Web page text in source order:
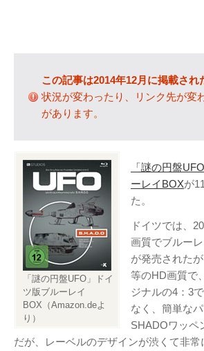
アタゴオル(15)
コミックス (6)
テレビ (8)
旅行(8)
謎の円盤UFO
関心(87)
グルメ(14)
マーケティング
文房具
社会 (8)
街歩き(34)
タグクラウド
この記事は2014年12月に掲載され
状況が変わったり、リンク先が変
があります。
「謎の円盤UFO」ドイ
ツ版ブルーレイ
BOX（Amazon.deよ
り）
「謎の円盤
ーレイBOXが
た。
ドイツでは、
画質でブルー
が発売された
等のHD画質で
ジナルの4：3
なく、簡単な
SHADOワッペ
だが、レーベルのデザインが渋くて非